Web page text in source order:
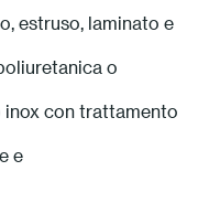
estruso, laminato e
o
inox con trattamento
e